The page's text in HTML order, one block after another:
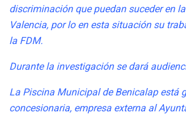
discriminación que puedan suceder en
Valencia, por lo en esta situación su
la FDM.
Durante la investigación se dará
La Piscina Municipal de Benicalap está
concesionaria, empresa externa al